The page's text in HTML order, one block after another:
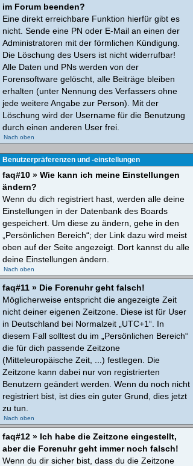
im Forum beenden?
Eine direkt erreichbare Funktion hierfür gibt es
nicht. Sende eine PN oder E-Mail an einen der
Administratoren mit der förmlichen Kündigung.
Die Löschung des Users ist nicht widerrufbar!
Alle Daten und PNs werden von der
Forensoftware gelöscht, alle Beiträge bleiben
erhalten (unter Nennung des Verfassers ohne
jede weitere Angabe zur Person). Mit der
Löschung wird der Username für die Benutzung
durch einen anderen User frei.
Nach oben
Benutzerpräferenzen und -einstellungen
faq#10 » Wie kann ich meine Einstellungen
ändern?
Wenn du dich registriert hast, werden alle deine
Einstellungen in der Datenbank des Boards
gespeichert. Um diese zu ändern, gehe in den
„Persönlichen Bereich“; der Link dazu wird meist
oben auf der Seite angezeigt. Dort kannst du alle
deine Einstellungen ändern.
Nach oben
faq#11 » Die Forenuhr geht falsch!
Möglicherweise entspricht die angezeigte Zeit
nicht deiner eigenen Zeitzone. Diese ist für User
in Deutschland bei Normalzeit „UTC+1“. In
diesem Fall solltest du im „Persönlichen Bereich“
die für dich passende Zeitzone
(Mitteleuropäische Zeit, ...) festlegen. Die
Zeitzone kann dabei nur von registrierten
Benutzern geändert werden. Wenn du noch nicht
registriert bist, ist dies ein guter Grund, dies jetzt
zu tun.
Nach oben
faq#12 » Ich habe die Zeitzone eingestellt,
aber die Forenuhr geht immer noch falsch!
Wenn du dir sicher bist, dass du die Zeitzone